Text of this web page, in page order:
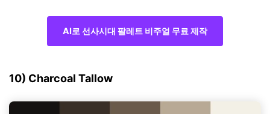
AI로 선사시대 팔레트 비주얼 무료 제작
10) Charcoal Tallow